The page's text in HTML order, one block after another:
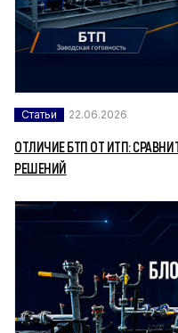
Статьи 22.06.2026
ОТЛИЧИЕ БТП ОТ ИТП:
РЕШЕНИЙ